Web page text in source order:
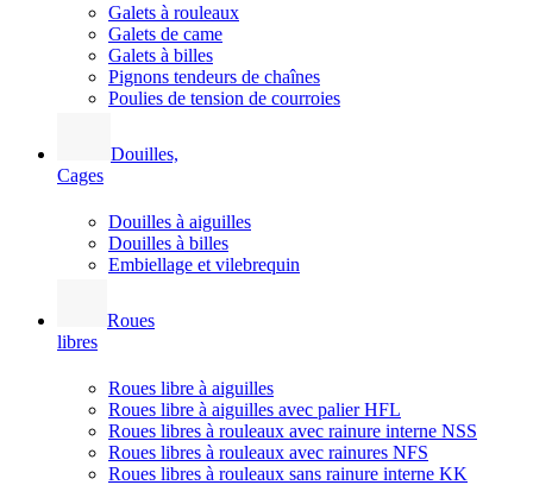
Galets à rouleaux
Galets de came
Galets à billes
Pignons tendeurs de chaînes
Poulies de tension de courroies
Douilles,
Cages
Douilles à aiguilles
Douilles à billes
Embiellage et vilebrequin
Roues
libres
Roues libre à aiguilles
Roues libre à aiguilles avec palier HFL
Roues libres à rouleaux avec rainure interne NSS
Roues libres à rouleaux avec rainures NFS
Roues libres à rouleaux sans rainure interne KK